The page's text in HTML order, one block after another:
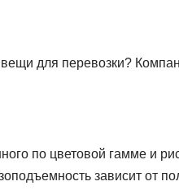
для перевозки?
по цветовой гамме и
зависит от